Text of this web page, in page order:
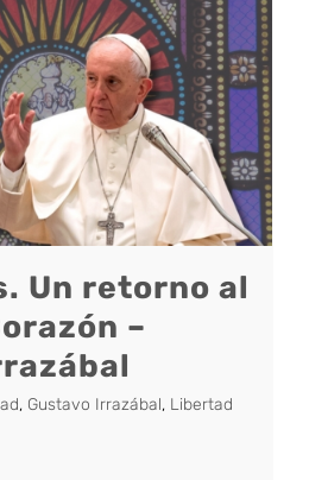
Un retorno al
–
, Gustavo Irrazábal, Libertad